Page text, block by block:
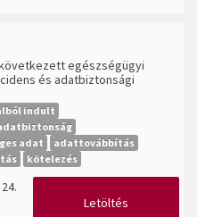
egészségügyi
és adatbiztonsági
indult
adat
adattovábbítás
kötelezés
Letöltés